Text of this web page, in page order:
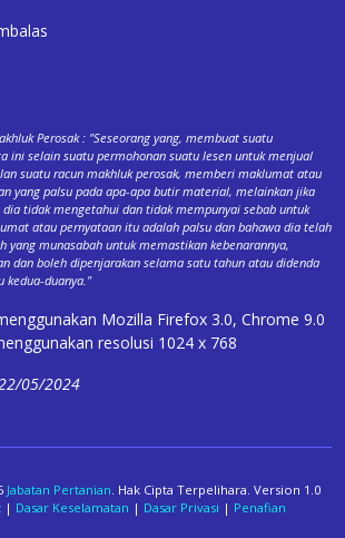
Perosak : "Seseorang yang, membuat suatu
ini selain suatu permohonan suatu lesen untuk menjual
suatu racun makhluk perosak, memberi maklumat atau
yang palsu pada apa-apa butir material, melainkan jika
tidak mengetahui dan tidak mempunyai sebab untuk
atau pernyataan itu adalah palsu dan bahawa dia telah
yang munasabah untuk memastikan kebenarannya,
dan boleh dipenjarakan selama satu tahun atau didenda
kedua-duanya."
Mozilla Firefox 3.0, Chrome 9.0
resolusi 1024 x 768
05/2024
Jabatan Pertanian. Hak Cipta Terpelihara. Version 1.0
| Dasar Keselamatan | Dasar Privasi | Penafian